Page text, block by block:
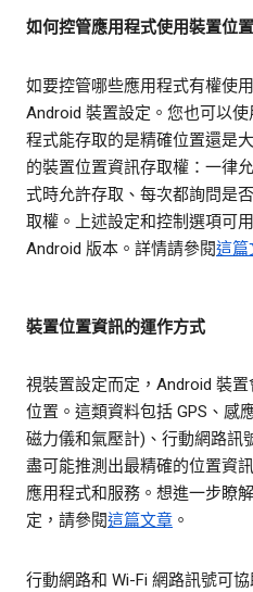
如何控管應用程式使用裝置位
如要控管哪些應用程式有權使
Android 裝置設定。您也可以
程式能存取的是精確位置還是
的裝置位置資訊存取權：一律
式時允許存取、每次都詢問是
取權。上述設定和控制選項可
Android 版本。詳情請參閱這篇
裝置位置資訊的運作方式
視裝置設定而定，Android 裝
位置。這類資料包括 GPS、感
磁力儀和氣壓計)、行動網路訊
盡可能推測出最精確的位置資
應用程式和服務。想進一步瞭
定，請參閱這篇文章 。
行動網路和 Wi-Fi 網路訊號可